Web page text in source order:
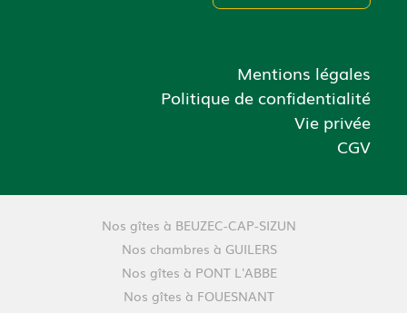
Mentions légales
Politique de confidentialité
Vie privée
CGV
Nos gîtes à BEUZEC-CAP-SIZUN
Nos chambres à GUILERS
Nos gîtes à PONT L'ABBE
Nos gîtes à FOUESNANT